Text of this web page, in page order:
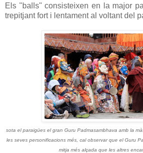
Els "balls" consisteixen en la major
trepitjant fort i lentament al voltant del
sota el paraigües el gran Guru Padmasambhava amb la
les seves personificacions més, cal observar que el Guru
mitja més alçada que les altres